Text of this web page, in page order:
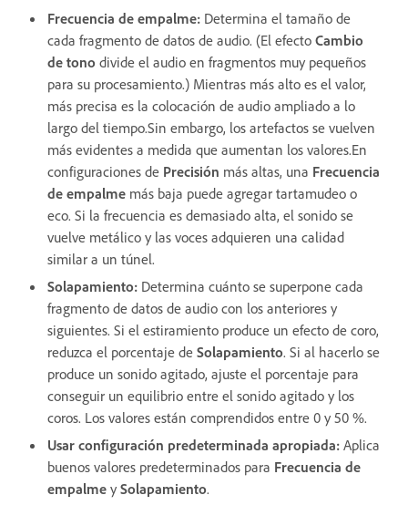
Frecuencia de empalme: Determina el tamaño de
cada fragmento de datos de audio. (El efecto Cambio
de tono divide el audio en fragmentos muy pequeños
para su procesamiento.) Mientras más alto es el valor,
más precisa es la colocación de audio ampliado a lo
largo del tiempo.Sin embargo, los artefactos se vuelven
más evidentes a medida que aumentan los valores.En
configuraciones de Precisión más altas, una Frecuencia
de empalme más baja puede agregar tartamudeo o
eco. Si la frecuencia es demasiado alta, el sonido se
vuelve metálico y las voces adquieren una calidad
similar a un túnel.
Solapamiento: Determina cuánto se superpone cada
fragmento de datos de audio con los anteriores y
siguientes. Si el estiramiento produce un efecto de coro,
reduzca el porcentaje de Solapamiento. Si al hacerlo se
produce un sonido agitado, ajuste el porcentaje para
conseguir un equilibrio entre el sonido agitado y los
coros. Los valores están comprendidos entre 0 y 50 %.
Usar configuración predeterminada apropiada: Aplica
buenos valores predeterminados para Frecuencia de
empalme y Solapamiento.